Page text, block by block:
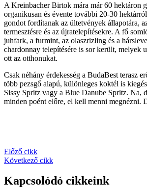
A Kreinbacher Birtok mára már 60 hektáron
organikusan és évente további 20-30
gondot fordítanak az ültetvények állapotára,
termesztésre és az újratelepítésekre. A fő
juhfark, a furmint, az olaszrizling és a
chardonnay telepítésére is sor került, melyek
ott az otthonukat.
Csak néhány érdekesség a BudaBest terasz
több pezsgő alapú, különleges koktél is
Sissy Spritz vagy a Blue Danube Spritz. Na,
minden poént előre, el kell menni megnézni.
Előző cikk
Következő cikk
Kapcsolódó cikkeink